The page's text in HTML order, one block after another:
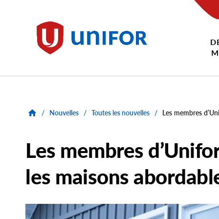
Unifor
/ Nouvelles / Toutes les nouvelles / Les membres
Les membres
les maisons